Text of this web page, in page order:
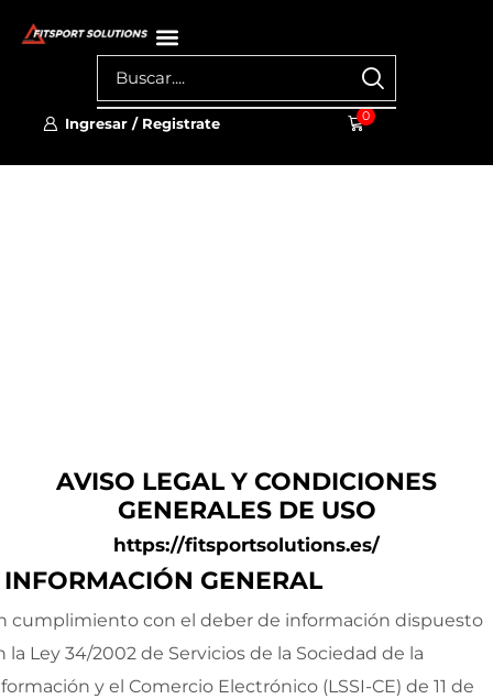
Ingresar / Registrate 0
AVISO LEGAL Y CONDICIONES
GENERALES DE USO
https://fitsportsolutions.es/
GENERAL
cumplimiento con el deber de información dispuesto
la Ley 34/2002 de Servicios de la Sociedad de la
y el Comercio Electrónico (LSSI-CE) de 11 de